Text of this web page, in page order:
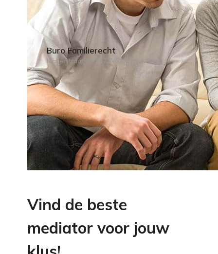
Buro Familierecht
Klaverstraat 75, 3572VC Utrecht-Stad
Vind de beste
mediator voor jouw